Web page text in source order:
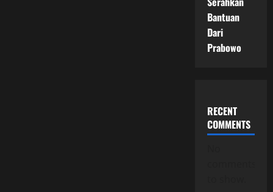
Bantuan
Dari
Prabowo
RECENT
COMMENTS